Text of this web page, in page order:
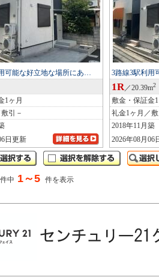
可能な好立地な場所にあ…
1ヶ月
引－
日更新
3路線3駅利用
1R／20.39m2
敷金・保証金
礼金1ヶ月／
2018年11月築
2026年08月06
件中 1～5 件を表示